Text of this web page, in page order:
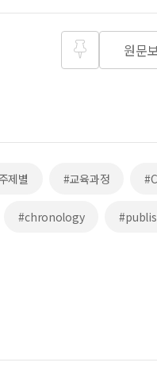
원문
제별 #교육과정
#chronology